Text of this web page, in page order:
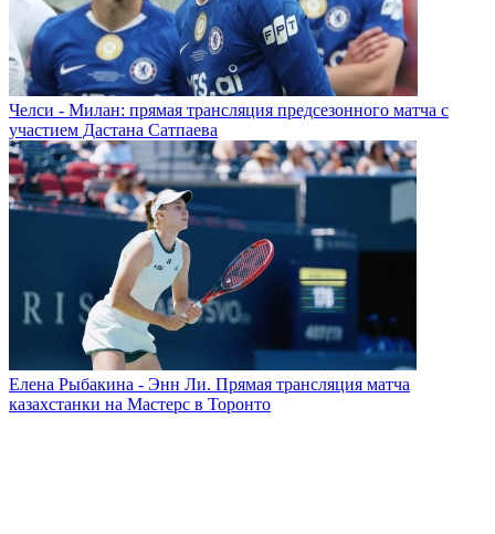
Челси - Милан: прямая трансляция предсезонного матча с
участием Дастана Сатпаева
Елена Рыбакина - Энн Ли. Прямая трансляция матча
казахстанки на Мастерс в Торонто